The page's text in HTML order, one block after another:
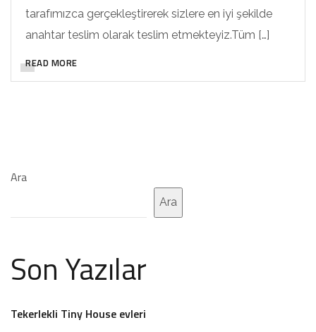
tarafımızca gerçekleştirerek sizlere en iyi şekilde
anahtar teslim olarak teslim etmekteyiz.Tüm […]
READ MORE
Ara
Ara
Son Yazılar
Tekerlekli Tiny House evleri